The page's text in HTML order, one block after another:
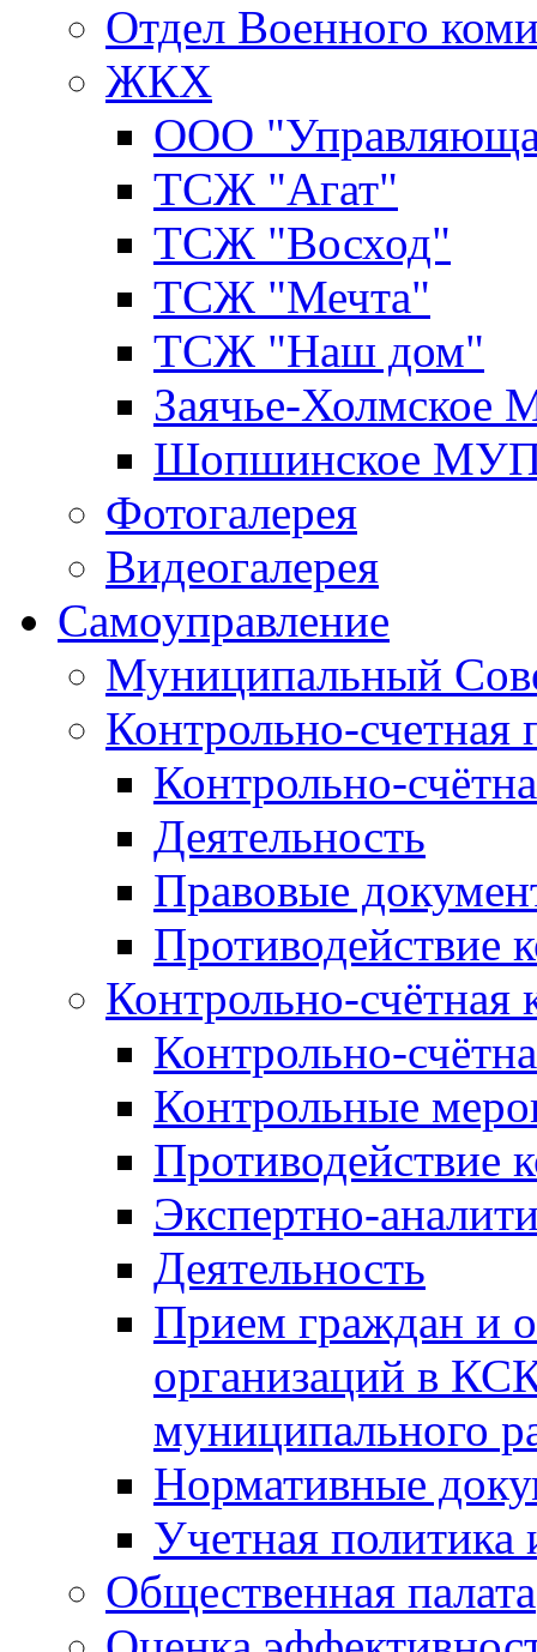
Отдел Военного
ЖКХ
ООО
ТСЖ "Агат"
ТСЖ "Восход"
ТСЖ "Мечта"
ТСЖ "Наш дом"
Заячье-
Шопшинское
Фотогалерея
Видеогалерея
Самоуправление
Муниципальный
Контрольно-счетная
Контрольно-
Деятельность
Правовые
Противодействие
Контрольно-счётная
Контрольно-
Контрольные
Противодействие
Экспертно-
Деятельность
Прием граждан и
организаций в
муниципального
Нормативные
Учетная политика
Общественная палата